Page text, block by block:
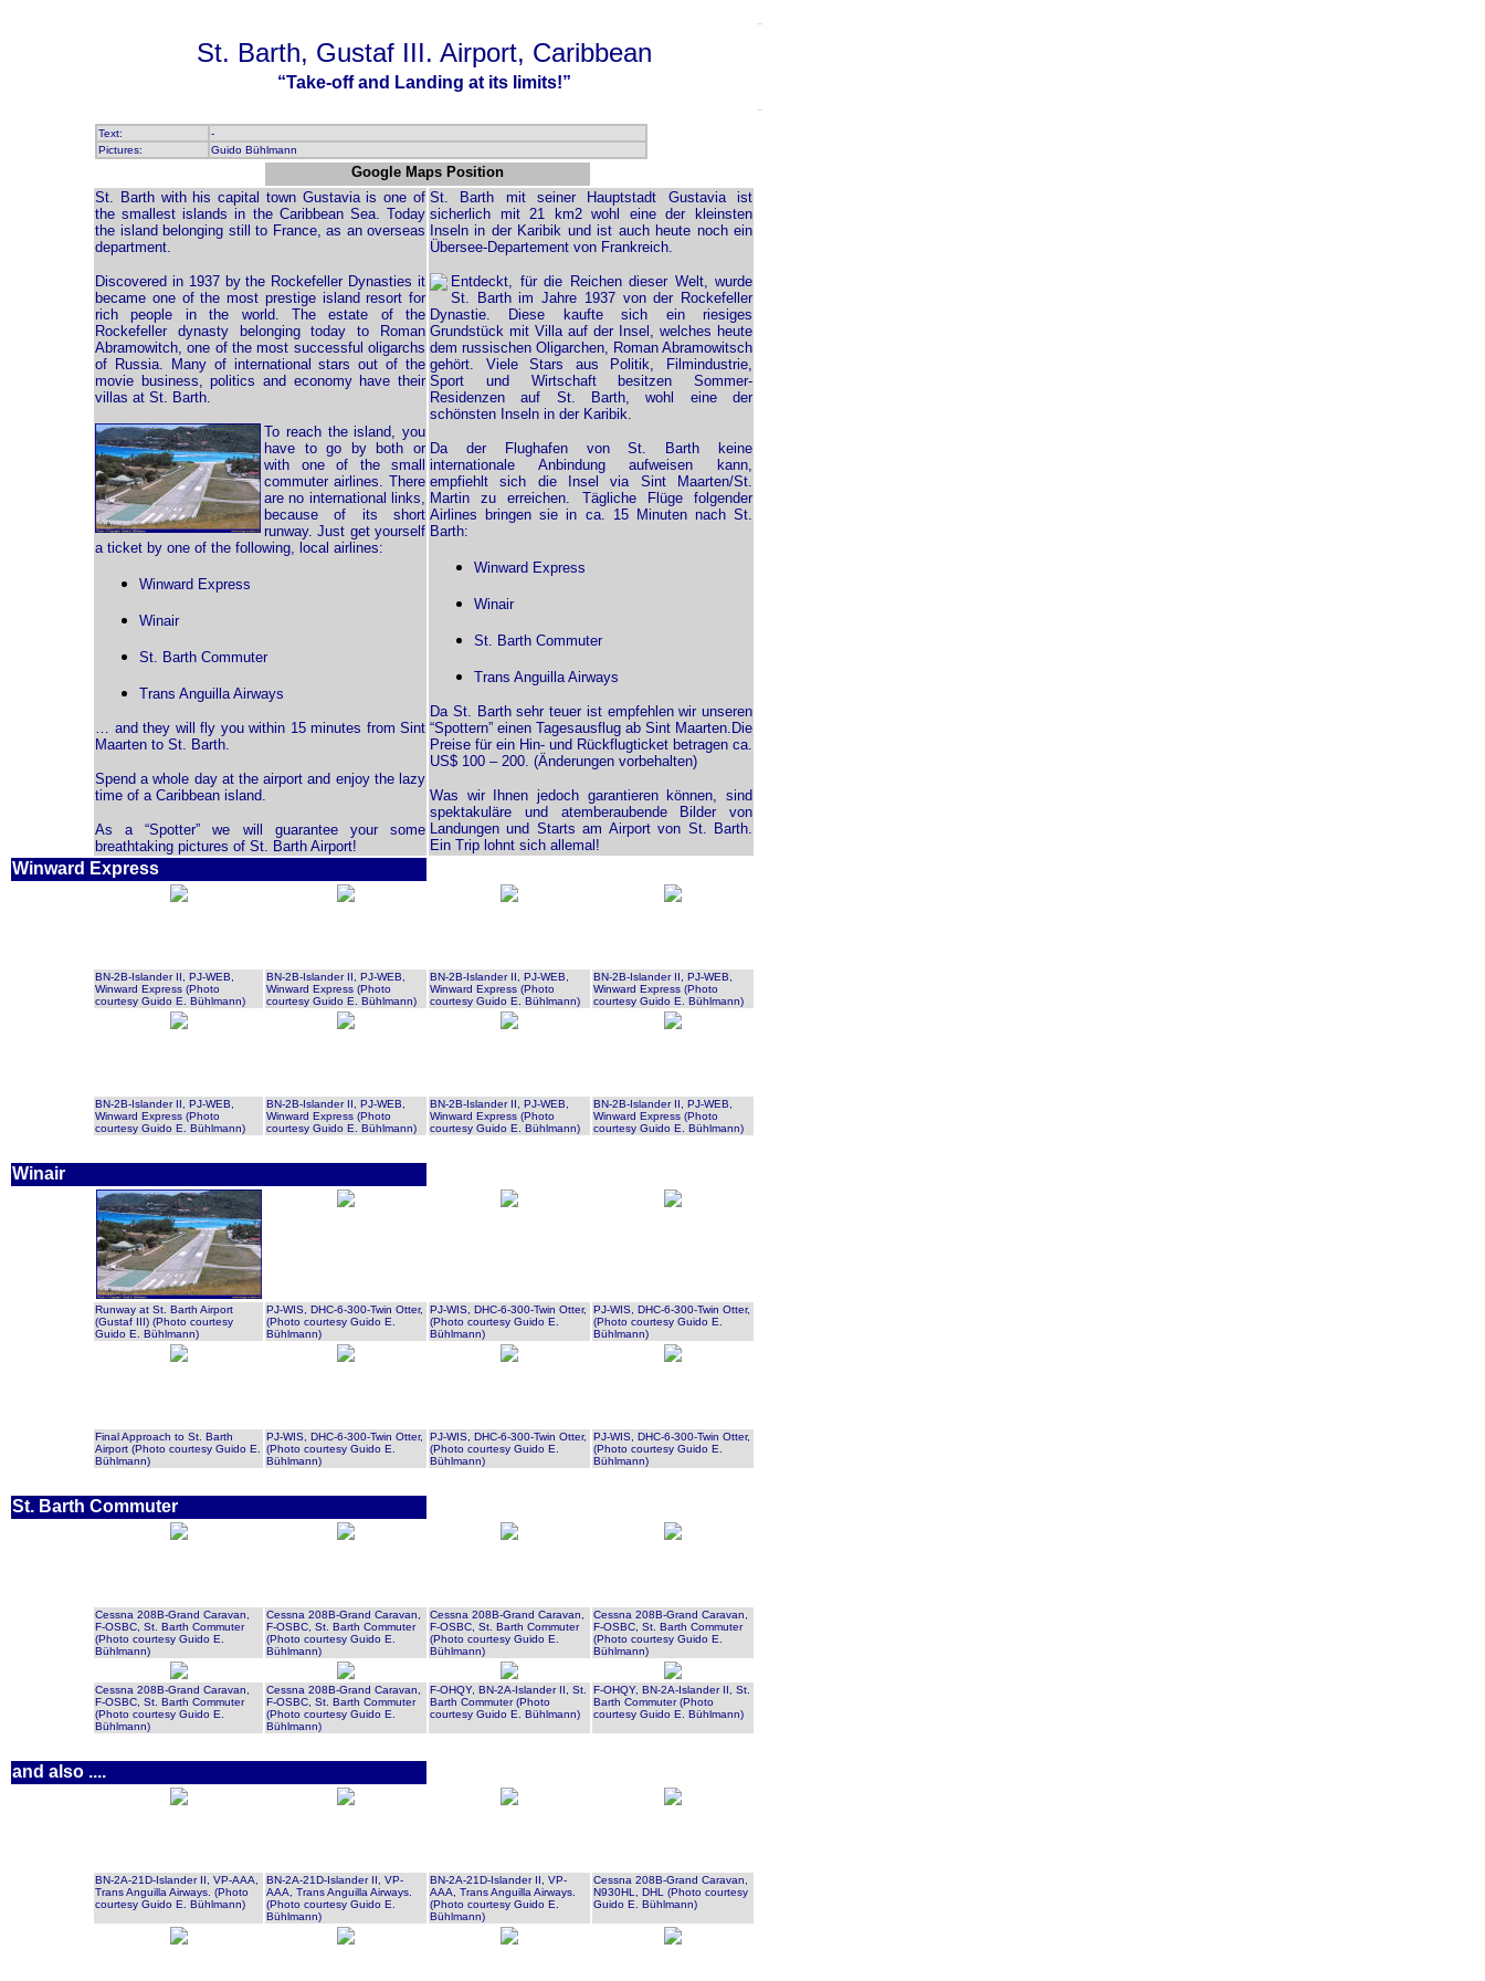
-
St. Barth, Gustaf III. Airport, Caribbean
“Take-off and Landing at its limits!”
-
Text:
-
Pictures:
Guido Bühlmann
Google Maps Position
St. Barth with his capital town Gustavia is one of
the smallest islands in the Caribbean Sea. Today
the island belonging still to France, as an overseas
department.
Discovered in 1937 by the Rockefeller Dynasties it
became one of the most prestige island resort for
rich people in the world. The estate of the
Rockefeller dynasty belonging today to Roman
Abramowitch, one of the most successful oligarchs
of Russia. Many of international stars out of the
movie business, politics and economy have their
villas at St. Barth.
To reach the island, you
have to go by both or
with one of the small
commuter airlines. There
are no international links,
because of its short
runway. Just get yourself
a ticket by one of the following, local airlines:
Winward Express
Winair
St. Barth Commuter
Trans Anguilla Airways
… and they will fly you within 15 minutes from Sint
Maarten to St. Barth.
Spend a whole day at the airport and enjoy the lazy
time of a Caribbean island.
As a “Spotter” we will guarantee your some
breathtaking pictures of St. Barth Airport!
St. Barth mit seiner Hauptstadt Gustavia ist
sicherlich mit 21 km2 wohl eine der kleinsten
Inseln in der Karibik und ist auch heute noch ein
Übersee-Departement von Frankreich.
Entdeckt, für die Reichen dieser Welt, wurde
St. Barth im Jahre 1937 von der Rockefeller
Dynastie. Diese kaufte sich ein riesiges
Grundstück mit Villa auf der Insel, welches heute
dem russischen Oligarchen, Roman Abramowitsch
gehört. Viele Stars aus Politik, Filmindustrie,
Sport und Wirtschaft besitzen Sommer-
Residenzen auf St. Barth, wohl eine der
schönsten Inseln in der Karibik.
Da der Flughafen von St. Barth keine
internationale Anbindung aufweisen kann,
empfiehlt sich die Insel via Sint Maarten/St.
Martin zu erreichen. Tägliche Flüge folgender
Airlines bringen sie in ca. 15 Minuten nach St.
Barth:
Winward Express
Winair
St. Barth Commuter
Trans Anguilla Airways
Da St. Barth sehr teuer ist empfehlen wir unseren
“Spottern” einen Tagesausflug ab Sint Maarten.Die
Preise für ein Hin- und Rückflugticket betragen ca.
US$ 100 – 200. (Änderungen vorbehalten)
Was wir Ihnen jedoch garantieren können, sind
spektakuläre und atemberaubende Bilder von
Landungen und Starts am Airport von St. Barth.
Ein Trip lohnt sich allemal!
Winward Express
BN-2B-Islander II, PJ-WEB,
Winward Express (Photo
courtesy Guido E. Bühlmann)
BN-2B-Islander II, PJ-WEB,
Winward Express (Photo
courtesy Guido E. Bühlmann)
BN-2B-Islander II, PJ-WEB,
Winward Express (Photo
courtesy Guido E. Bühlmann)
BN-2B-Islander II, PJ-WEB,
Winward Express (Photo
courtesy Guido E. Bühlmann)
BN-2B-Islander II, PJ-WEB,
Winward Express (Photo
courtesy Guido E. Bühlmann)
BN-2B-Islander II, PJ-WEB,
Winward Express (Photo
courtesy Guido E. Bühlmann)
BN-2B-Islander II, PJ-WEB,
Winward Express (Photo
courtesy Guido E. Bühlmann)
BN-2B-Islander II, PJ-WEB,
Winward Express (Photo
courtesy Guido E. Bühlmann)
Winair
Runway at St. Barth Airport
(Gustaf III) (Photo courtesy
Guido E. Bühlmann)
PJ-WIS, DHC-6-300-Twin Otter,
(Photo courtesy Guido E.
Bühlmann)
PJ-WIS, DHC-6-300-Twin Otter,
(Photo courtesy Guido E.
Bühlmann)
PJ-WIS, DHC-6-300-Twin Otter,
(Photo courtesy Guido E.
Bühlmann)
Final Approach to St. Barth
Airport (Photo courtesy Guido E.
Bühlmann)
PJ-WIS, DHC-6-300-Twin Otter,
(Photo courtesy Guido E.
Bühlmann)
PJ-WIS, DHC-6-300-Twin Otter,
(Photo courtesy Guido E.
Bühlmann)
PJ-WIS, DHC-6-300-Twin Otter,
(Photo courtesy Guido E.
Bühlmann)
St. Barth Commuter
Cessna 208B-Grand Caravan,
F-OSBC, St. Barth Commuter
(Photo courtesy Guido E.
Bühlmann)
Cessna 208B-Grand Caravan,
F-OSBC, St. Barth Commuter
(Photo courtesy Guido E.
Bühlmann)
Cessna 208B-Grand Caravan,
F-OSBC, St. Barth Commuter
(Photo courtesy Guido E.
Bühlmann)
Cessna 208B-Grand Caravan,
F-OSBC, St. Barth Commuter
(Photo courtesy Guido E.
Bühlmann)
Cessna 208B-Grand Caravan,
F-OSBC, St. Barth Commuter
(Photo courtesy Guido E.
Bühlmann)
Cessna 208B-Grand Caravan,
F-OSBC, St. Barth Commuter
(Photo courtesy Guido E.
Bühlmann)
F-OHQY, BN-2A-Islander II, St.
Barth Commuter(Photo
courtesy Guido E. Bühlmann)
F-OHQY, BN-2A-Islander II, St.
Barth Commuter(Photo
courtesy Guido E. Bühlmann)
and also ....
BN-2A-21D-Islander II, VP-AAA,
Trans Anguilla Airways. (Photo
courtesy Guido E. Bühlmann)
BN-2A-21D-Islander II, VP-
AAA, Trans Anguilla Airways.
(Photo courtesy Guido E.
Bühlmann)
BN-2A-21D-Islander II, VP-
AAA, Trans Anguilla Airways.
(Photo courtesy Guido E.
Bühlmann)
Cessna 208B-Grand Caravan,
N930HL, DHL (Photo courtesy
Guido E. Bühlmann)